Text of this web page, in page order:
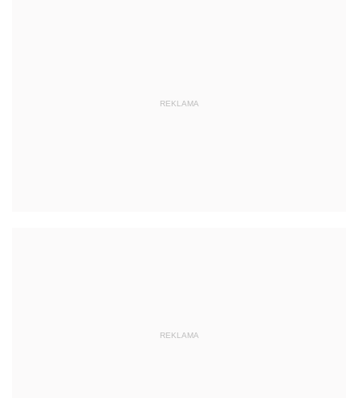
REKLAMA
REKLAMA